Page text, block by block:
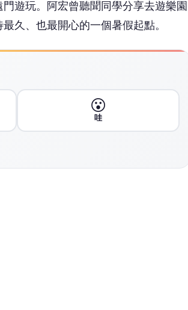
遊玩。阿宏曾聽聞同學分享去遊樂園
久、也最開心的一個暑假起點。
😮
哇